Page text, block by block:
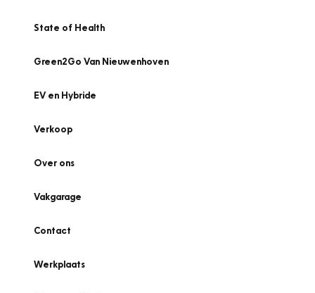
State of Health
Green2Go Van Nieuwenhoven
EV en Hybride
Verkoop
Over ons
Vakgarage
Contact
Werkplaats